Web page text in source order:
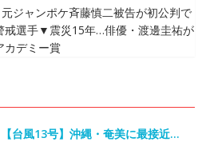
ジャンポケ斉藤慎二被告が初公判で
選手▼震災15年…俳優・渡邊圭祐が
デミー賞
台風13号】沖縄・奄美に最接近…